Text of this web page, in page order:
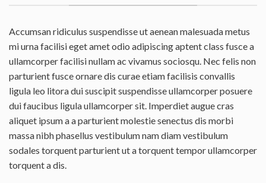
Accumsan ridiculus suspendisse ut aenean malesuada metus
mi urna facilisi eget amet odio adipiscing aptent class fusce a
ullamcorper facilisi nullam ac vivamus sociosqu. Nec felis non
parturient fusce ornare dis curae etiam facilisis convallis
ligula leo litora dui suscipit suspendisse ullamcorper posuere
dui faucibus ligula ullamcorper sit. Imperdiet augue cras
aliquet ipsum a a parturient molestie senectus dis morbi
massa nibh phasellus vestibulum nam diam vestibulum
sodales torquent parturient ut a torquent tempor ullamcorper
torquent a dis.